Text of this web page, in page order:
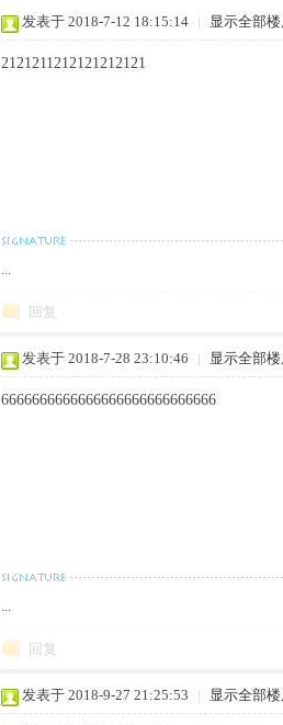
发表于 2018-7-12 18:15:14 | 显示全部
2121211212121212121
...
回复
发表于 2018-7-28 23:10:46 | 显示全部
6666666666666666666666666666
...
回复
发表于 2018-9-27 21:25:53 | 显示全部